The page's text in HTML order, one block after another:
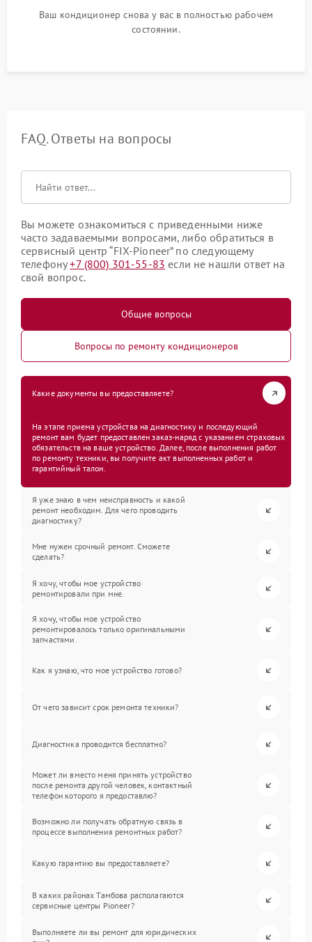
Ваш кондиционер снова у вас в полностью рабочем
состоянии.
FAQ. Ответы на вопросы
Вы можете ознакомиться с приведенными ниже
часто задаваемыми вопросами, либо обратиться в
сервисный центр “FIX-Pioneer” по следующему
телефону+7 (800) 301-55-83 если не нашли ответ на
свой вопрос.
Общие вопросы
Вопросы по ремонту кондиционеров
Какие документы вы предоставляете?
На этапе приема устройства на диагностику и последующий
ремонт вам будет предоставлен заказ-наряд с указанием страховых
обязательств на ваше устройство. Далее, после выполнения работ
по ремонту техники, вы получите акт выполненных работ и
гарантийный талон.
Я уже знаю в чем неисправность и какой
ремонт необходим. Для чего проводить
диагностику?
Мне нужен срочный ремонт. Сможете
сделать?
Я хочу, чтобы мое устройство
ремонтировали при мне.
Я хочу, чтобы мое устройство
ремонтировалось только оригинальными
запчастями.
Как я узнаю, что мое устройство готово?
От чего зависит срок ремонта техники?
Диагностика проводится бесплатно?
Может ли вместо меня принять устройство
после ремонта другой человек, контактный
телефон которого я предоставлю?
Возможно ли получать обратную связь в
процессе выполнения ремонтных работ?
Какую гарантию вы предоставляете?
В каких районах Тамбова располагаются
сервисные центры Pioneer?
Выполняете ли вы ремонт для юридических